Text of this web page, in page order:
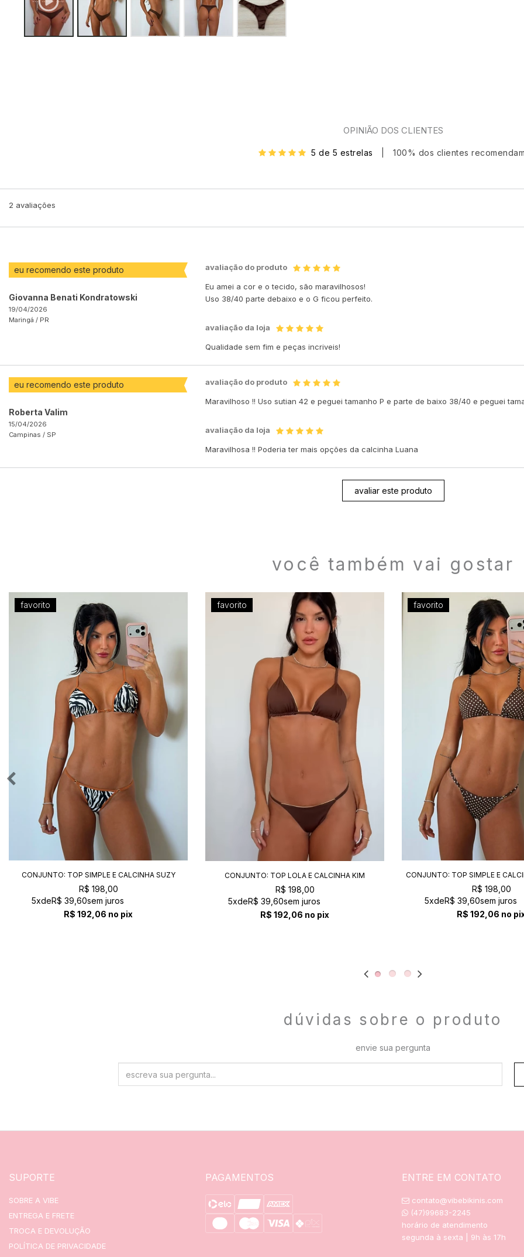
OPINIÃO DOS CLIENTES
5 de 5 estrelas 100% dos clientes recomendam
2 avaliações
eu recomendo este produto
Giovanna Benati Kondratowski
19/04/2026
Maringá / PR
avaliação do produto
Eu amei a cor e o tecido, são maravilhosos!
Uso 38/40 parte debaixo e o G ficou perfeito.
avaliação da loja
Qualidade sem fim e peças incriveis!
eu recomendo este produto
Roberta Valim
15/04/2026
Campinas / SP
avaliação do produto
Maravilhoso !! Uso sutian 42 e peguei tamanho P e parte de baixo 38/40 e peguei
avaliação da loja
Maravilhosa !! Poderia ter mais opções da calcinha Luana
avaliar este produto
você também vai gostar
favorito
CONJUNTO: TOP SIMPLE E CALCINHA SUZY
SAFARI
R$ 198,00
5xdeR$ 39,60sem juros
R$ 192,06 no pix
favorito
CONJUNTO: TOP LOLA E CALCINHA KIM
VANILLA+CAFÉ
R$ 198,00
5xdeR$ 39,60sem juros
R$ 192,06 no pix
favorito
CONJUNTO: TOP SIMPLE E
AMALFI
R$ 198,00
5xdeR$ 39,60sem juros
R$ 192,06 no
dúvidas sobre o produto
envie sua pergunta
SUPORTE
SOBRE A VIBE
ENTREGA E FRETE
TROCA E DEVOLUÇÃO
POLÍTICA DE PRIVACIDADE
PAGAMENTOS ENTRE EM CONTATO
contato@vibebikinis.com
(47)99683-2245
horário de atendimento
segunda à sexta | 9h às 17h